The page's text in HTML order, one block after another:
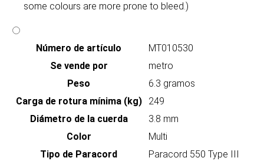
some colours are more prone to bleed.)
Número de artículo
MT010530
Se vende por
metro
Peso
6.3 gramos
Carga de rotura mínima (kg)
249
Diámetro de la cuerda
3.8 mm
Color
Multi
Tipo de Paracord
Paracord 550 Type III